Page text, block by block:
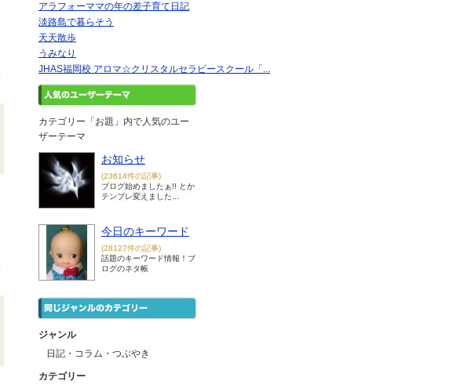
アラフォーママの年の差子育て日記
淡路島で暮らそう
天天散歩
うみなり
JHAS福岡校 アロマ☆クリスタルセラピースクール「...
カテゴリー「お題」内で人気のユー
ザーテーマ
お知らせ
(23614件の記事)
ブログ始めましたぁ!! とか
テンプレ変えました...
今日のキーワード
(28127件の記事)
話題のキーワード情報！ブ
ログのネタ帳
ジャンル
日記・コラム・つぶやき
カテゴリー